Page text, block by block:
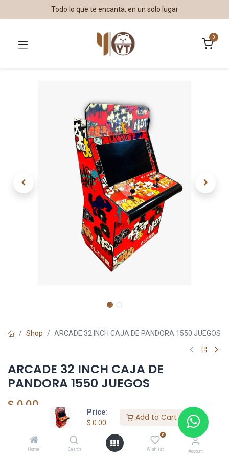
Price:
$ 0.00
Add to Cart
Home Search
0
Wishlist Account
Todo lo que te encanta, en un solo lugar
0
Shop ARCADE 32 INCH CAJA DE PANDORA 1550 JUEGOS
ARCADE 32 INCH CAJA DE
PANDORA 1550 JUEGOS
$ 0.00
Add to Cart